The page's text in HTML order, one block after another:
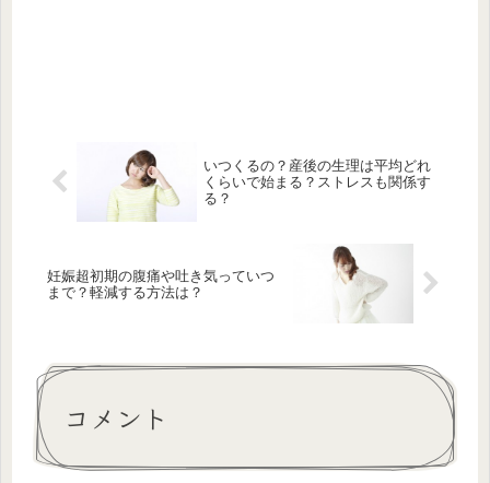
いつくるの？産後の生理は平均どれ
くらいで始まる？ストレスも関係す
る？
妊娠超初期の腹痛や吐き気っていつ
まで？軽減する方法は？
コメント